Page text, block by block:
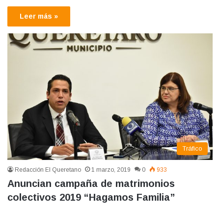
Leer más »
Tráfico
Redacción El Queretano 1 marzo, 2019 0 933
Anuncian campaña de matrimonios
colectivos 2019 “Hagamos Familia”